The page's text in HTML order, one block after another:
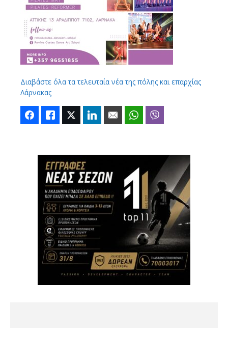
Διαβάστε όλα τα τελευταία νέα της πόλης και επαρχίας
Λάρνακας
FacebookLike Twitter LinkedIn Email WhatsApp